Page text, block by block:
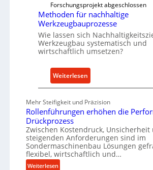
e
r
ü
h
t
A
a
f
v
o
n
I
n
Forschungsprojekt abgeschlossen
Methoden für nachhaltige
Werkzeugbauprozesse
Wie lassen sich
Werkzeugbau systematisch und
wirtschaftlich umsetzen?
Weiterlesen
M
t
o
d
e
Mehr Steifigkeit und Präzision
Rollenführungen erhöhen die
Drückprozess
Zwischen Kostendruck, Unsicherheit
steigenden Anforderungen sind im
Sondermaschinenbau Lösungen
flexibel, wirtschaftlich und…
Weiterlesen: